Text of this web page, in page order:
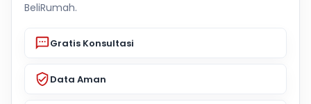
BeliRumah.
Gratis Konsultasi
Data Aman